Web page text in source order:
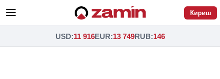
Кириш
USD:11 916EUR:13 749RUB:146